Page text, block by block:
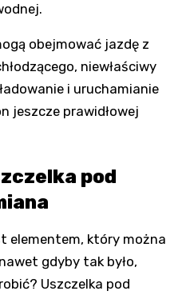
obejmować jazdę z
niewłaściwy
i uruchamianie
jeszcze prawidłowej
pod
elementem, który można
gdyby tak było,
Uszczelka pod